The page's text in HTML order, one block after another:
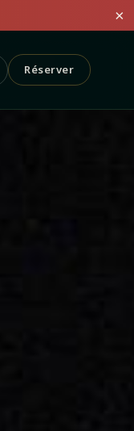
×
Réserver